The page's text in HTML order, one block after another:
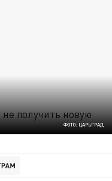
ФОТО: ЦАРЬГРАД